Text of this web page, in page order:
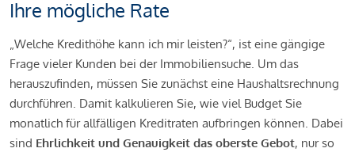
Ihre mögliche Rate
„Welche Kredithöhe kann ich mir leisten?“, ist eine gängige
Frage vieler Kunden bei der Immobiliensuche. Um das
herauszufinden, müssen Sie zunächst eine Haushaltsrechnung
durchführen. Damit kalkulieren Sie, wie viel Budget Sie
monatlich für allfälligen Kreditraten aufbringen können. Dabei
sind Ehrlichkeit und Genauigkeit das oberste Gebot, nur so